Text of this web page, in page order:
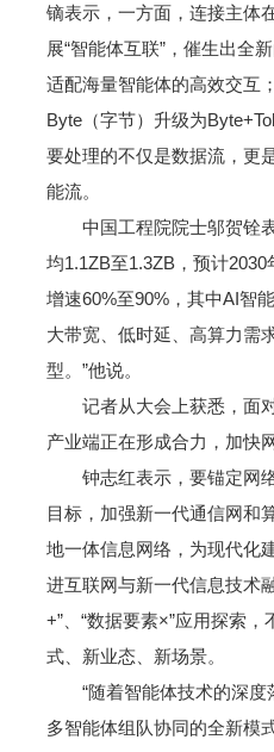
镝表示，一方面，连接主体
展“智能体互联”，催生出全
适配海量智能体的高效交互
Byte（字节）升级为
要处理的不仅是数据流，更
能流。
中国工程院院士邬贺铨表
均1.1ZB至1.3ZB，预计
增速60%至90%，其中AI智
大带宽、低时延、高算力需
型。”他说。
记者从大会上获悉，面对
产业端正在形成合力，加快
钟志红表示，要锚定网络
目标，加强新一代通信网和
地一体信息网络，为现代化
进互联网与新一代信息技术
+”、“数据要素×”应用探索
式、新业态、新场景。
“随着智能体技术的深度
多智能体组队协同的全新模